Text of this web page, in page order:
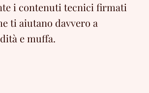
i contenuti tecnici firmati
ti aiutano davvero a
e muffa.